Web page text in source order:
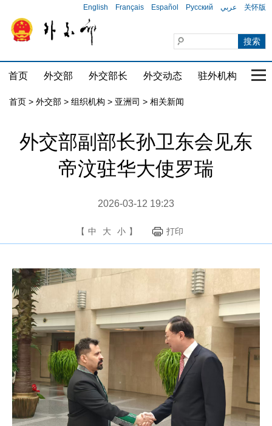
English Français Español Русский عربي 关怀版
首页 外交部 外交部长 外交动态 驻外机构 国
首页 > 外交部 > 组织机构 > 亚洲司 > 相关新闻
外交部副部长孙卫东会见东
帝汶驻华大使罗瑞
2026-03-12 19:23
【 中 大 小 】 打印